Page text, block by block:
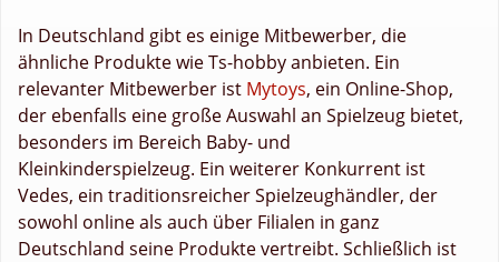
In Deutschland gibt es einige Mitbewerber, die
ähnliche Produkte wie Ts-hobby anbieten. Ein
relevanter Mitbewerber ist Mytoys, ein Online-Shop,
der ebenfalls eine große Auswahl an Spielzeug bietet,
besonders im Bereich Baby- und
Kleinkinderspielzeug. Ein weiterer Konkurrent ist
Vedes, ein traditionsreicher Spielzeughändler, der
sowohl online als auch über Filialen in ganz
Deutschland seine Produkte vertreibt. Schließlich ist